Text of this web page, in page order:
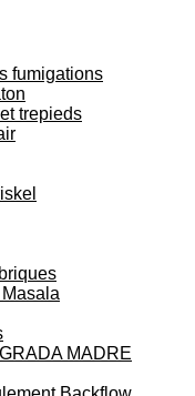
fumigations
trepieds
MADRE